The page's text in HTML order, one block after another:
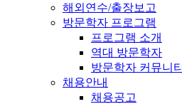
해외연수/출장보고
방문학자 프로그램
프로그램 소개
역대 방문학자
방문학자 커뮤니티
채용안내
채용공고